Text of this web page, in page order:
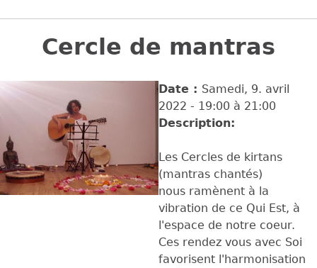
Back
Cercle de mantras
Date : Samedi, 9. avril
2022 - 19:00 à 21:00
Description:
Les Cercles de kirtans
(mantras chantés)
nous ramènent à la
vibration de ce Qui Est, à
l'espace de notre coeur.
Ces rendez vous avec Soi
favorisent l'harmonisation